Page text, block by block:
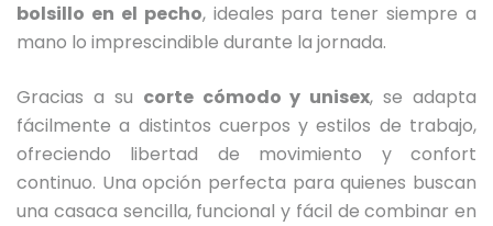
bolsillo en el pecho, ideales para tener siempre a
mano lo imprescindible durante la jornada.
Gracias a su corte cómodo y unisex, se adapta
fácilmente a distintos cuerpos y estilos de trabajo,
ofreciendo libertad de movimiento y confort
continuo. Una opción perfecta para quienes buscan
una casaca sencilla, funcional y fácil de combinar en